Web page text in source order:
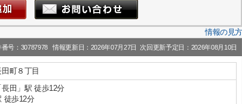
情報の見方
号：30787978 情報更新日：2026年07月27日 次回更新予定日：2026年08月10日
町８丁目
田」駅 徒歩12分
徒歩12分